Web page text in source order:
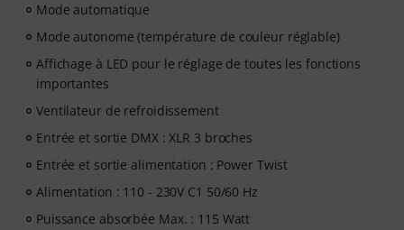
Mode automatique
Mode autonome (température de couleur réglable)
Affichage à LED pour le réglage de toutes les fonctions
importantes
Ventilateur de refroidissement
Entrée et sortie DMX : XLR 3 broches
Entrée et sortie alimentation : Power Twist
Alimentation : 110 - 230V C1 50/60 Hz
Puissance absorbée Max. : 115 Watt